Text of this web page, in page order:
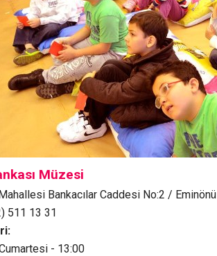
Müzesi
Bankacılar Caddesi No:2 / Eminönü
511 13 31
- 13:00